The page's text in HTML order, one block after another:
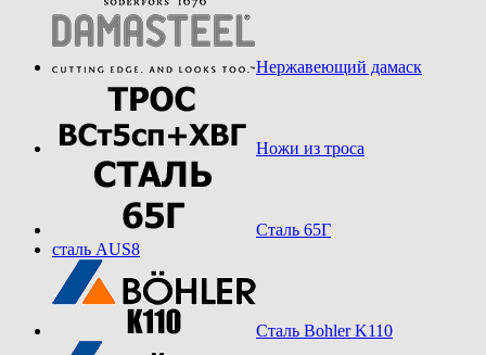
Нержавеющий дамаск
Ножи из троса
Сталь 65Г
сталь AUS8
Сталь Bohler K110